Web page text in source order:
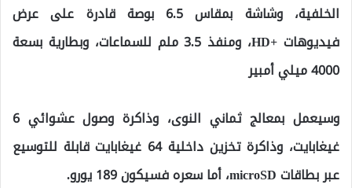
الخلفية، وشاشة بمقاس 6.5 بوصة قادرة على عرض
فيديوهات +HD، ومنفذ 3.5 ملم للسماعات، وبطارية بسعة
4000 ميلي أمبير
وسيعمل بمعالج ثماني النوى، وذاكرة وصول عشوائي 6
غيغابايت، وذاكرة تخزين داخلية 64 غيغابايت قابلة للتوسيع
عبر بطاقات microSD، أما سعره فسيكون 189 يورو.